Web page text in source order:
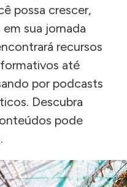
possa crescer,
sua jornada
recursos
até
por podcasts
Descubra
pode